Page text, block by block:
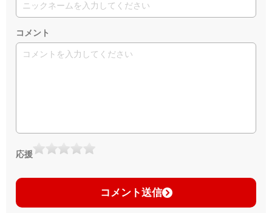
コメント
応援
コメント送信